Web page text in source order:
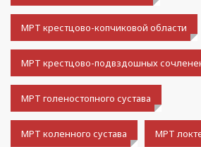
МРТ крестцово-копчиковой области
МРТ крестцово-подвздошных
МРТ голеностопного сустава
МРТ коленного сустава МРТ